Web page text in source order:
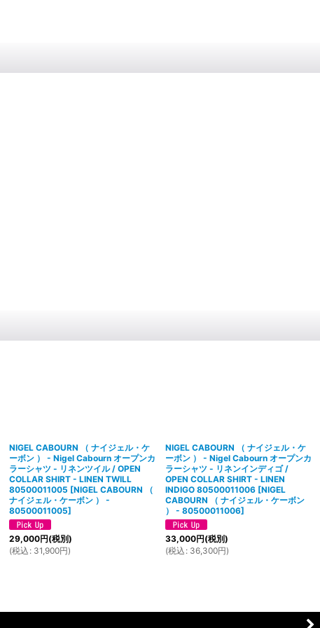
NIGEL CABOURN （ ナイジェル・ケ
ーボン ） - Nigel Cabourn オープンカ
ラーシャツ - リネンツイル / OPEN
COLLAR SHIRT - LINEN TWILL
80500011005 [NIGEL CABOURN （
ナイジェル・ケーボン ） -
80500011005]
29,000円(税別)
(税込 : 31,900円)
NIGEL CABOURN （ ナイジェル・ケ
ーボン ） - Nigel Cabourn オープンカ
ラーシャツ - リネンインディゴ /
OPEN COLLAR SHIRT - LINEN
INDIGO 80500011006 [NIGEL
CABOURN （ ナイジェル・ケーボン
） - 80500011006]
33,000円(税別)
(税込 : 36,300円)